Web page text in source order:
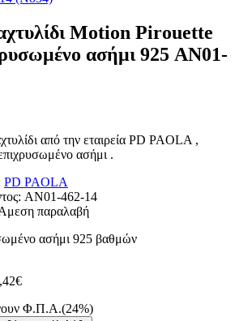
Motion Pirouette
ασήμι 925 AN01-
από την εταιρεία PD PAOLA ,
ασήμι .
PD PAOLA
AN01-462-14
παραλαβή
ασήμι 925 βαθμών
Φ.Π.Α.(24%)